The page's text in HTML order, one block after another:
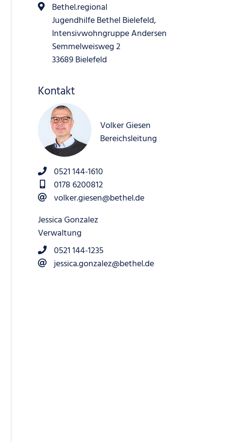
Bethel.regional
Jugendhilfe Bethel Bielefeld,
Intensivwohngruppe Andersen
Semmelweisweg 2
33689 Bielefeld
Kontakt
Volker Giesen
Bereichsleitung
0521 144-1610
0178 6200812
volker.giesen@bethel.de
Jessica Gonzalez
Verwaltung
0521 144-1235
jessica.gonzalez@bethel.de